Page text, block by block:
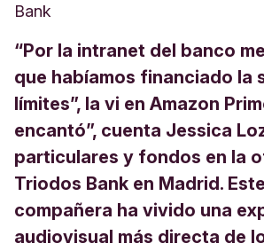
Bank
“Por la intranet del banco
que habíamos financiado la
límites”, la vi en Amazon
encantó”, cuenta Jessica
particulares y fondos en la
Triodos Bank en Madrid.
compañera ha vivido una
audiovisual más directa de